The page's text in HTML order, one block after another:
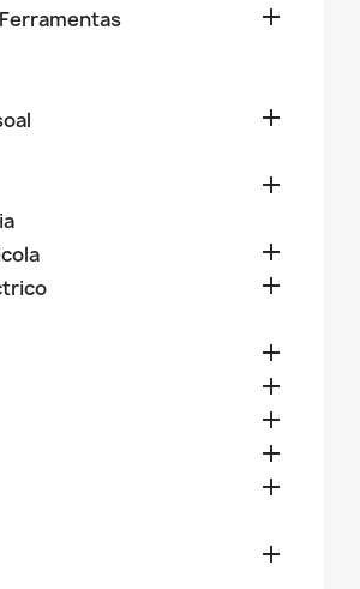










